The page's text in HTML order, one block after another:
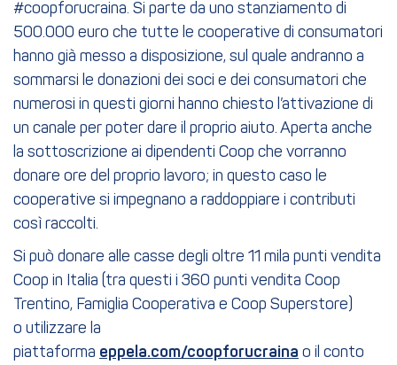
#coopforucraina. Si parte da uno stanziamento di
500.000 euro che tutte le cooperative di consumatori
hanno già messo a disposizione, sul quale andranno a
sommarsi le donazioni dei soci e dei consumatori che
numerosi in questi giorni hanno chiesto l’attivazione di
un canale per poter dare il proprio aiuto. Aperta anche
la sottoscrizione ai dipendenti Coop che vorranno
donare ore del proprio lavoro; in questo caso le
cooperative si impegnano a raddoppiare i contributi
così raccolti.
Si può donare alle casse degli oltre 11 mila punti vendita
Coop in Italia (tra questi i 360 punti vendita Coop
Trentino, Famiglia Cooperativa e Coop Superstore)
o utilizzare la
piattaforma eppela.com/coopforucraina o il conto